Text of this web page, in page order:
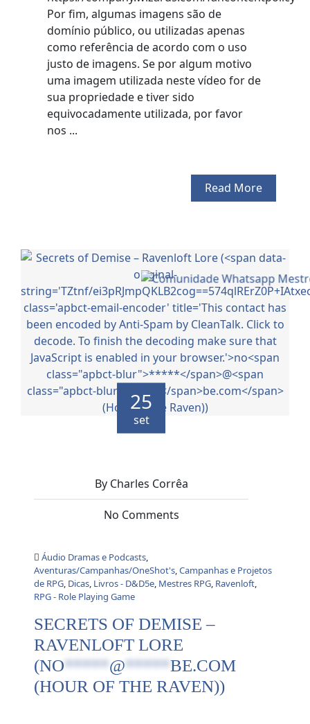
Por fim, algumas imagens são de
domínio público, ou utilizadas apenas
como referência de acordo com o uso
justo de imagens. Se por algum motivo
uma imagem utilizada neste vídeo for de
sua propriedade e tiver sido
equivocadamente utilizada, por favor
nos ...
Read More
25
set
By Charles Corrêa
No Comments
Áudio Dramas e Podcasts,
Aventuras/Campanhas/OneShot's,Campanhas e Projetos
de RPG, Dicas, Livros - D&D5e, Mestres RPG, Ravenloft,
RPG - Role Playing Game
SECRETS OF DEMISE –
RAVENLOFT LORE
(NO*****@*****BE.COM
(HOUR OF THE RAVEN))